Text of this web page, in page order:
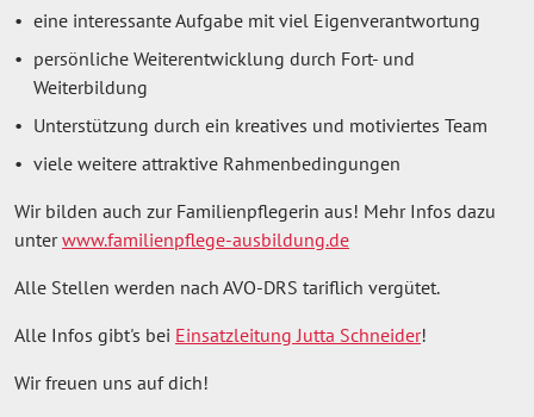
eine interessante Aufgabe mit viel Eigenverantwortung
persönliche Weiterentwicklung durch Fort- und
Weiterbildung
Unterstützung durch ein kreatives und motiviertes Team
viele weitere attraktive Rahmenbedingungen
Wir bilden auch zur Familienpflegerin aus! Mehr Infos dazu
unterwww.familienpflege-ausbildung.de
Alle Stellen werden nach AVO-DRS tariflich vergütet.
Alle Infos gibt's bei Einsatzleitung Jutta Schneider!
Wir freuen uns auf dich!